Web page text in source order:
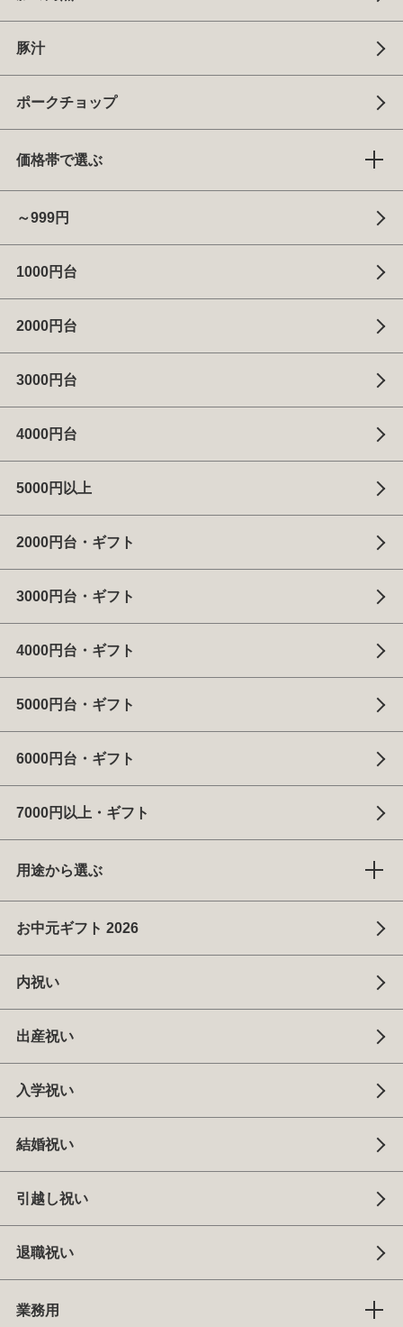
豚汁
ポークチョップ
価格帯で選ぶ
～999円
1000円台
2000円台
3000円台
4000円台
5000円以上
2000円台・ギフト
3000円台・ギフト
4000円台・ギフト
5000円台・ギフト
6000円台・ギフト
7000円以上・ギフト
用途から選ぶ
お中元ギフト 2026
内祝い
出産祝い
入学祝い
結婚祝い
引越し祝い
退職祝い
業務用